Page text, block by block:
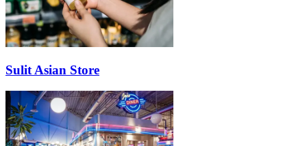
Sulit Asian Store